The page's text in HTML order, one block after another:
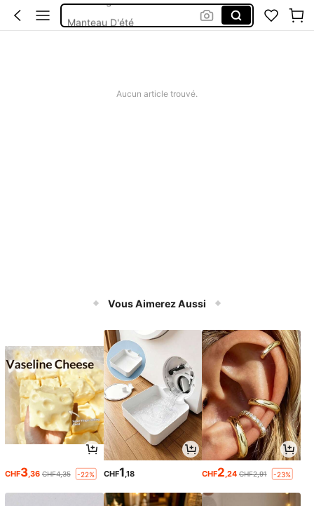
Aucun article trouvé.
Vous Aimerez Aussi
CHF3 ,36 CHF4,35 -22% CHF1 ,18 CHF2 ,24 CHF2,91 -23%